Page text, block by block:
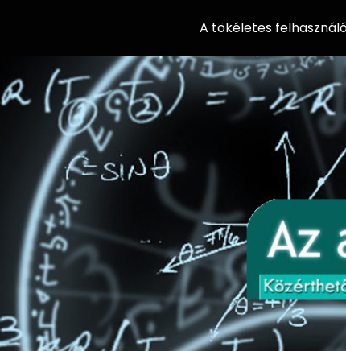
A tökéletes